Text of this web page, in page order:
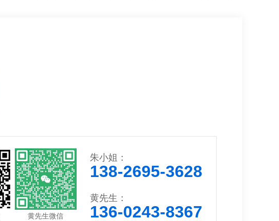
黄先生微信
朱小姐：
138-2695-3628
黄先生：
136-0243-8367